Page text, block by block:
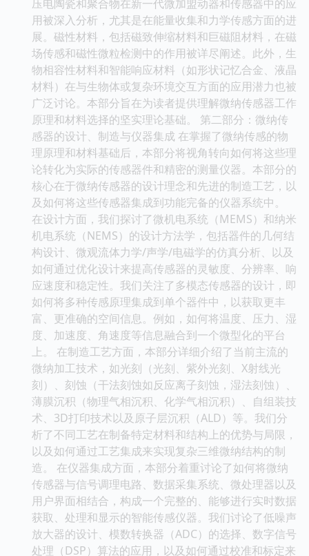
压电陶瓷和聚合物在新一代微加盟动器和传感器中的应
用被深入分析，尤其是在能量收集和力学传感方面的进
展。磁性材料，包括磁致伸缩材料和巨磁阻材料，在磁
场传感和磁性微粒检测中的作用被详尽阐述。此外，生
物相容性材料和智能响应材料（如形状记忆合金、液晶
材料）在与生物体或复杂环境交互方面的应用潜力也被
广泛讨论。本部分旨在为读者提供理解微纳传感器工作
原理和材料选择的坚实理论基础。 第二部分：微纳传
感器的设计、制造与仪器集成 在掌握了微纳传感的物
理原理和材料基础后，本部分将视角转向如何将这些理
论转化为实际的传感器件和精密的测量仪器。本部分的
核心在于微纳传感器的设计理念和先进的制造工艺，以
及如何将这些传感器集成到功能完备的仪器系统中。
在设计方面，我们探讨了微机电系统（MEMS）和纳米
机电系统（NEMS）的设计方法学，包括器件的几何结
构设计、微观流体力学/声学/电磁学的仿真分析、以及
如何通过优化设计来提高传感器的灵敏度、分辨率、响
应速度和稳定性。我们关注了多模态传感器的设计，即
如何将多种传感原理集成到单个器件中，以获取更丰
富、更准确的空间信息。例如，如何将温度、压力、湿
度、加速度、角速度等信息融合到一个微型化的平台
上。 在制造工艺方面，本部分详细介绍了当前主流的
微纳加工技术，如光刻（光刻、紫外光刻、X射线光
刻）、刻蚀（干法刻蚀如反应离子刻蚀，湿法刻蚀）、
薄膜沉积（物理气相沉积、化学气相沉积）、自组装技
术、3D打印技术以及原子层沉积（ALD）等。我们分
析了不同工艺在制备特定材料和结构上的优势与局限，
以及如何通过工艺集成来实现复杂三维微纳结构的制
造。 在仪器集成方面，本部分着重讨论了如何将微纳
传感器与信号调理电路、数据采集系统、微处理器以及
用户界面相结合，构成一个完整的、能够进行实时数据
获取、处理和显示的智能传感仪器。我们讨论了低噪声
放大器的设计、模数转换器（ADC）的选择、数字信号
处理（DSP）算法的应用，以及如何通过校准和标定来